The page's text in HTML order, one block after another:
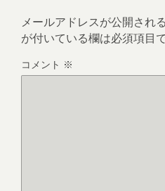
メールアドレスが公開され
が付いている欄は必須項目
コメント ※